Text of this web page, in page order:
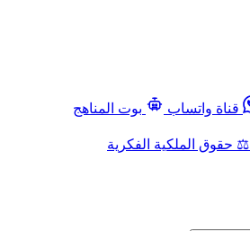
قناة واتساب
بوت المناهج
⚖️ حقوق الملكية الفكرية